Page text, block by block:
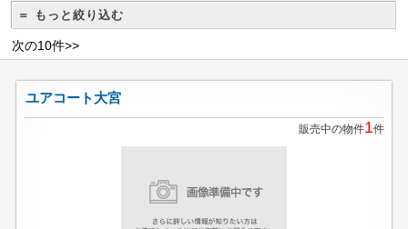
＝ もっと絞り込む
次の10件>>
ユアコート大宮
販売中の物件1件